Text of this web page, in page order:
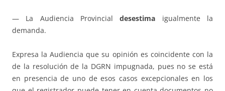
— La Audiencia Provincialdesestima igualmente la
demanda.
Expresa la Audiencia que su opinión es coincidente con la
de la resolución de la DGRN impugnada, pues no se está
en presencia de uno de esos casos excepcionales en los